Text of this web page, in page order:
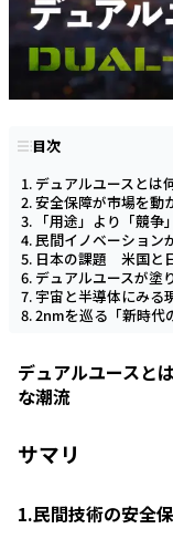
目次
デュアルユースと
安全保障が市場を動
「用途」より「競争
民間イノベーション
日本の課題 米国と
デュアルユースが塗
宇宙と半導体にみる
2nmを巡る「新時代
デュアルユースと
な潮流
サマリ
1.民間技術の安全